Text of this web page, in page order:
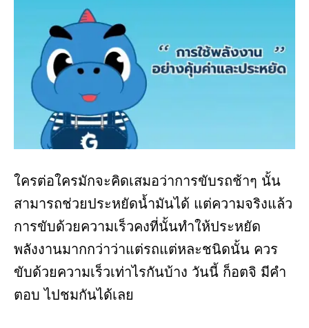
ใครต่อใครมักจะคิดเสมอว่าการขับรถช้าๆ นั้น
สามารถช่วยประหยัดน้ำมันได้ แต่ความจริงแล้ว
การขับด้วยความเร็วคงที่นั้นทำให้ประหยัด
พลังงานมากกว่าว่าแต่รถแต่หละชนิดนั้น ควร
ขับด้วยความเร็วเท่าไรกันบ้าง วันนี้ ก็อตจิ มีคำ
ตอบ ไปชมกันได้เลย